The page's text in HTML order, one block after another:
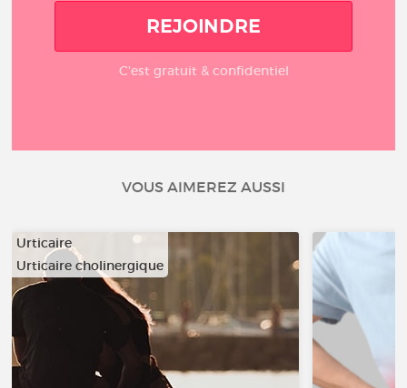
REJOINDRE
C'est gratuit & confidentiel
VOUS AIMEREZ AUSSI
Urticaire
Urticaire cholinergique
…